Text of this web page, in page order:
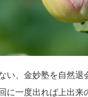
い、金妙塾を自然退
に一度出れば上出来